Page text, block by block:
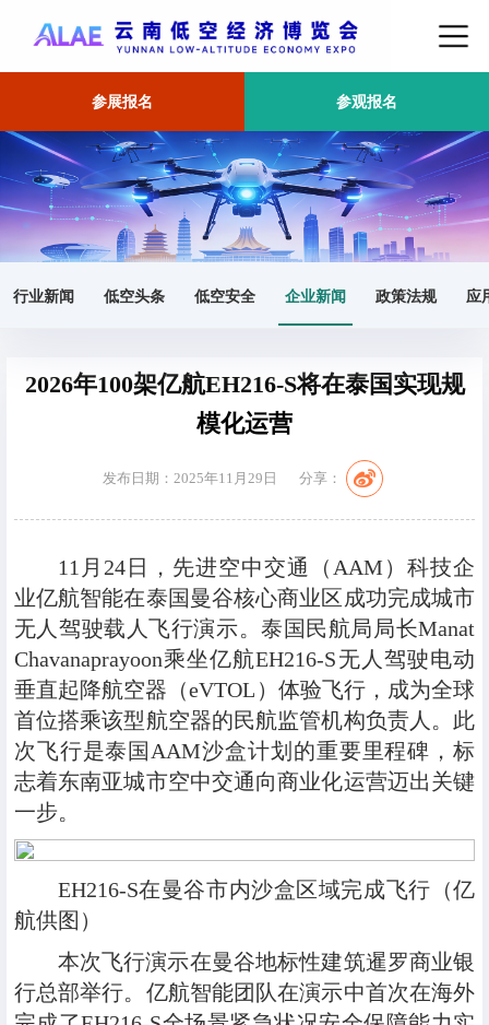
参展报名 参观报名
行业新闻 低空头条 低空安全 企业新闻 政策法规 应
首页 企业新闻 正文
2026年100架亿航EH216-S将在泰国实现规
模化运营
发布日期：2025年11月29日 分享：
11月24日，先进空中交通（AAM）科技企
业亿航智能在泰国曼谷核心商业区成功完成城市
无人驾驶载人飞行演示。泰国民航局局长Manat
Chavanaprayoon乘坐亿航EH216-S无人驾驶电动
垂直起降航空器（eVTOL）体验飞行，成为全球
首位搭乘该型航空器的民航监管机构负责人。此
次飞行是泰国AAM沙盒计划的重要里程碑，标
志着东南亚城市空中交通向商业化运营迈出关键
一步。
EH216-S在曼谷市内沙盒区域完成飞行（亿
航供图）
本次飞行演示在曼谷地标性建筑暹罗商业银
行总部举行。亿航智能团队在演示中首次在海外